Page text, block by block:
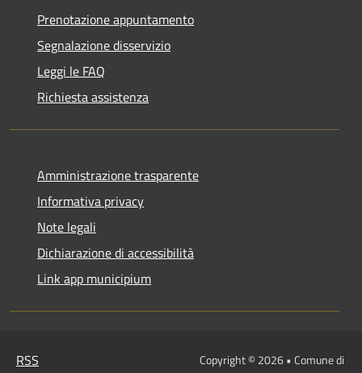
Prenotazione appuntamento
Segnalazione disservizio
Leggi le FAQ
Richiesta assistenza
Amministrazione trasparente
Informativa privacy
Note legali
Dichiarazione di accessibilità
Link app municipium
RSS
Copyright © 2026 • Comune di